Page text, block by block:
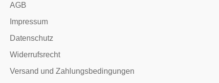
AGB
Impressum
Datenschutz
Widerrufsrecht
Versand und Zahlungsbedingungen